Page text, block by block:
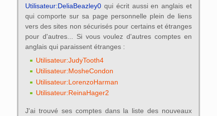
Utilisateur:DeliaBeazley0qui écrit aussi en anglais et
qui comporte sur sa page personnelle plein de liens
vers des sites non sécurisés pour certains et étranges
pour d'autres... Si vous voulez d'autres comptes en
anglais qui paraissent étranges :
Utilisateur:JudyTooth4
Utilisateur:MosheCondon
Utilisateur:LorenzoHarman
Utilisateur:ReinaHager2
J'ai trouvé ses comptes dans la liste des nouveaux